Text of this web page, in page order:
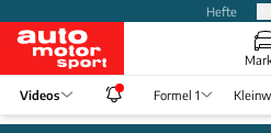
Hefte
Videos Formel 1